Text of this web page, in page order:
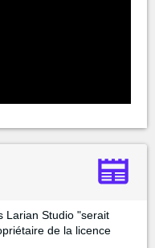
Larian Studio "serait
de la licence